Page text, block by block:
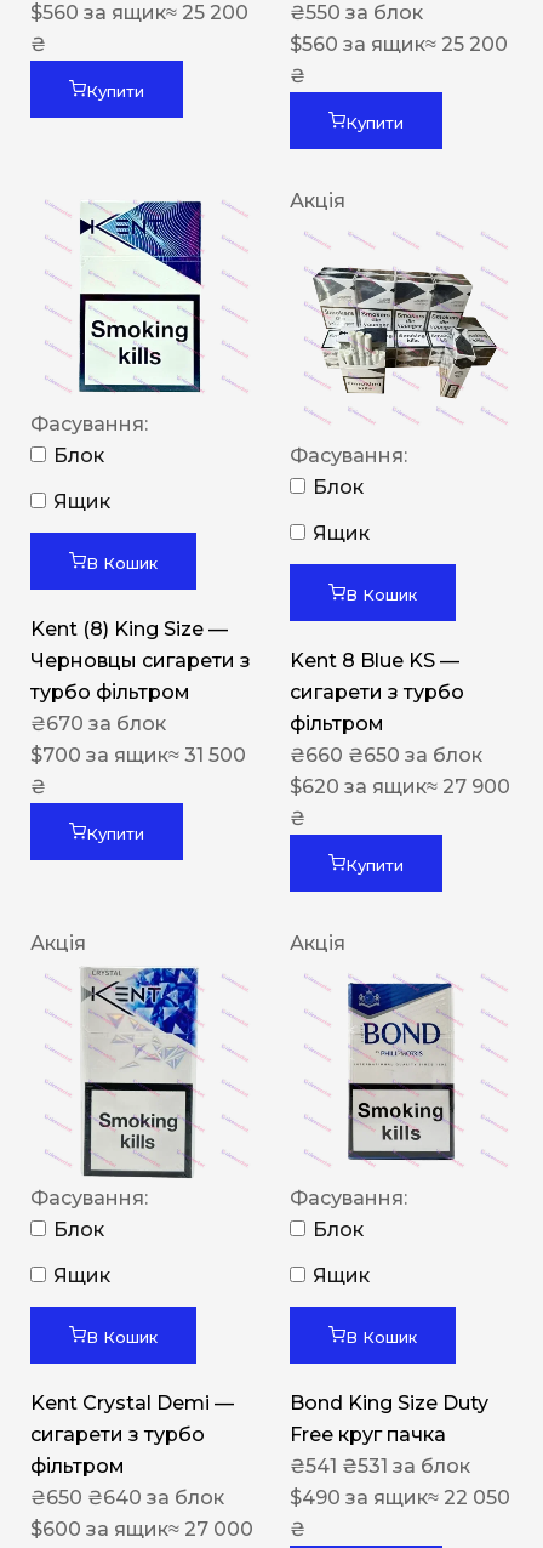
$560 за ящик≈ 25 200
₴
Купити
₴550 за блок
$560 за ящик≈ 25 200
₴
Купити
Фасування:
Блок
Ящик
В Кошик
Kent (8) King Size —
Черновцы сигарети з
турбо фільтром
₴670 за блок
$700 за ящик≈ 31 500
₴
Купити
Акція
Фасування:
Блок
Ящик
В Кошик
Kent 8 Blue KS —
сигарети з турбо
фільтром
₴660 ₴650 за блок
$620 за ящик≈ 27 900
₴
Купити
Акція
Фасування:
Блок
Ящик
В Кошик
Kent Crystal Demi —
сигарети з турбо
фільтром
₴650 ₴640 за блок
$600 за ящик≈ 27 000
Акція
Фасування:
Блок
Ящик
В Кошик
Bond King Size Duty
Free круг пачка
₴541 ₴531 за блок
$490 за ящик≈ 22 050
₴